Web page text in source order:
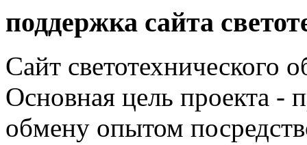
поддержка сайта
Сайт светотехнического
Основная цель проекта -
обмену опытом